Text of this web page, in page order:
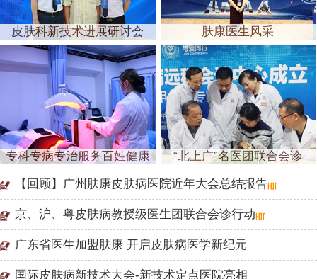
皮肤科新技术进展研讨会 肤康医生风采
专科专病专治服务百姓健康 “北上广”名医团联合会诊
【回顾】广州肤康皮肤病医院近年大会总结报告
京、沪、粤皮肤病教授级医生团联合会诊行动
广东省医生加盟肤康 开启皮肤病医学新纪元
国际皮肤病新技术大会-新技术定点医院亮相